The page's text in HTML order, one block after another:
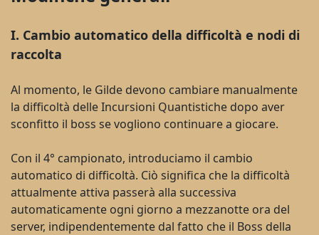
I. Cambio automatico della difficoltà e nodi di
raccolta
Al momento, le Gilde devono cambiare manualmente
la difficoltà delle Incursioni Quantistiche dopo aver
sconfitto il boss se vogliono continuare a giocare.
Con il 4° campionato, introduciamo il cambio
automatico di difficoltà. Ciò significa che la difficoltà
attualmente attiva passerà alla successiva
automaticamente ogni giorno a mezzanotte ora del
server, indipendentemente dal fatto che il Boss della